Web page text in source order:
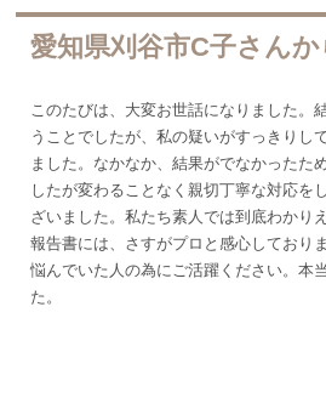
愛知県刈谷市C子さん
このたびは、大変お世話になりました。
うことでしたが、私の疑いがすっきりし
ました。なかなか、結果がでなかったた
したが変わることなく親切丁寧な対応を
ざいました。私たち素人では到底わかり
報告書には、さすがプロと感心しており
悩んでいた人の為にご活躍ください。本
た。